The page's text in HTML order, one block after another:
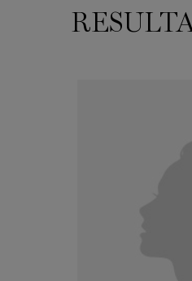
RESULTADOS CLÍNICAMENTE PROBADOS